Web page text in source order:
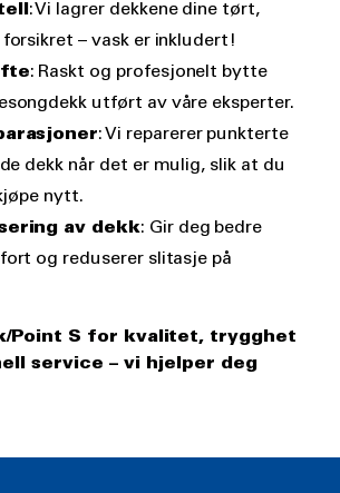
: Vi lagrer dekkene dine tørt,
– vask er inkludert!
: Raskt og profesjonelt bytte
utført av våre eksperter.
: Vi reparerer punkterte
dekk når det er mulig, slik at du
nytt.
av dekk: Gir deg bedre
og reduserer slitasje på
Point S for kvalitet, trygghet
service – vi hjelper deg